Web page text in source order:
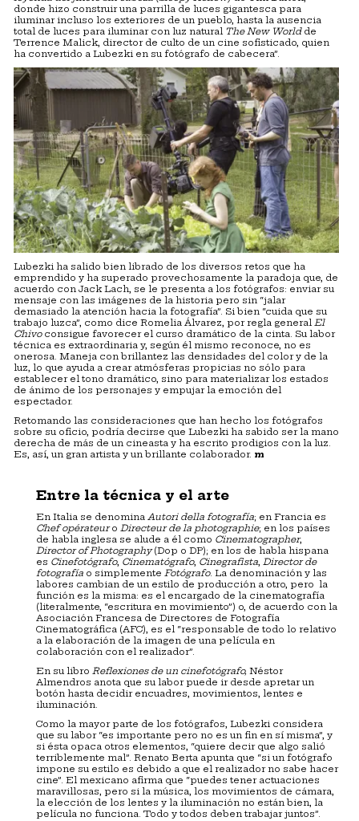
donde hizo construir una parrilla de luces gigantesca para
iluminar incluso los exteriores de un pueblo, hasta la ausencia
total de luces para iluminar con luz natural The New Worldde
Terrence Malick, director de culto de un cine sofisticado, quien
ha convertido a Lubezki en su fotógrafo de cabecera”.
Lubezki ha salido bien librado de los diversos retos que ha
emprendido y ha superado provechosamente la paradoja que, de
acuerdo con Jack Lach, se le presenta a los fotógrafos: enviar su
mensaje con las imágenes de la historia pero sin “jalar
demasiado la atención hacia la fotografía”. Si bien “cuida que su
trabajo luzca”, como dice Romelia Álvarez, por regla generalEl
Chivoconsigue favorecer el curso dramático de la cinta. Su labor
técnica es extraordinaria y, según él mismo reconoce, no es
onerosa. Maneja con brillantez las densidades del color y de la
luz, lo que ayuda a crear atmósferas propicias no sólo para
establecer el tono dramático, sino para materializar los estados
de ánimo de los personajes y empujar la emoción del
espectador.
Retomando las consideraciones que han hecho los fotógrafos
sobre su oficio, podría decirse que Lubezki ha sabido ser la mano
derecha de más de un cineasta y ha escrito prodigios con la luz.
Es, así, un gran artista y un brillante colaborador. m
Entre la técnica y el arte
En Italia se denomina Autori della fotografía; en Francia es
Chef opérateuro Directeur de la photographie; en los países
de habla inglesa se alude a él como Cinematographer,
Director of Photography(Dop o DP); en los de habla hispana
es Cinefotógrafo, Cinematógrafo, Cinegrafista, Director de
fotografía o simplemente Fotógrafo. La denominación y las
labores cambian de un estilo de producción a otro, pero la
función es la misma: es el encargado de la cinematografía
(literalmente, “escritura en movimiento”) o, de acuerdo con la
Asociación Francesa de Directores de Fotografía
Cinematográfica (AFC), es el “responsable de todo lo relativo
a la elaboración de la imagen de una película en
colaboración con el realizador”.
En su libro Reflexiones de un cinefotógrafo, Néstor
Almendros anota que su labor puede ir desde apretar un
botón hasta decidir encuadres, movimientos, lentes e
iluminación.
Como la mayor parte de los fotógrafos, Lubezki considera
que su labor “es importante pero no es un fin en sí misma”, y
si ésta opaca otros elementos, “quiere decir que algo salió
terriblemente mal”. Renato Berta apunta que “si un fotógrafo
impone su estilo es debido a que el realizador no sabe hacer
cine”. El mexicano afirma que “puedes tener actuaciones
maravillosas, pero si la música, los movimientos de cámara,
la elección de los lentes y la iluminación no están bien, la
película no funciona. Todo y todos deben trabajar juntos”.